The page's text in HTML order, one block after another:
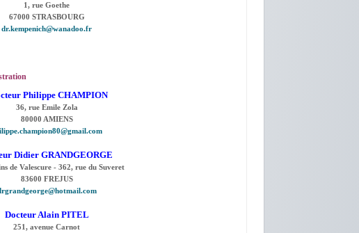
1, rue Goethe
67000 STRASBOURG
dr.kempenich@wanadoo.fr
Philippe CHAMPION
36, rue Emile Zola
80000 AMIENS
Didier GRANDGEORGE
de Valescure - 362, rue du Suveret
83600 FREJUS
Docteur Alain PITEL
251, avenue Carnot